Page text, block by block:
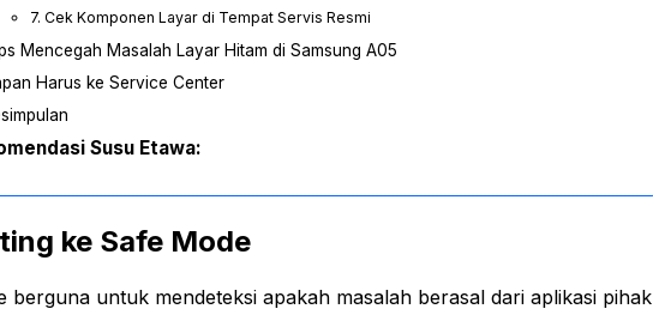
7. Cek Komponen Layar di Tempat Servis Resmi
Mencegah Masalah Layar Hitam di Samsung A05
Harus ke Service Center
Susu Etawa:
ke Safe Mode
berguna untuk mendeteksi apakah masalah berasal dari aplikasi pihak